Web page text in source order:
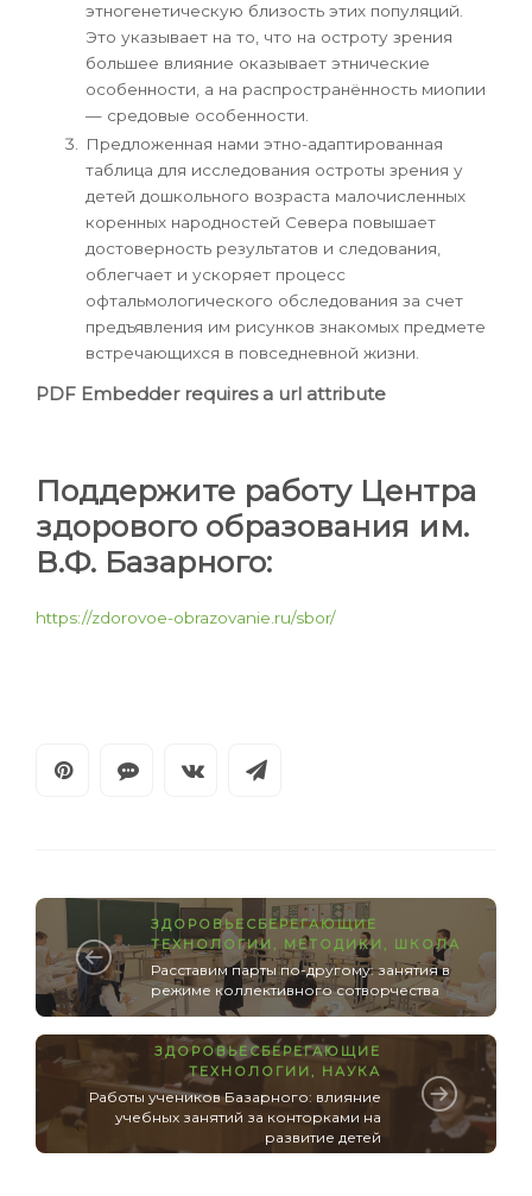
этногенетическую близость этих популяций.
Это указывает на то, что на остроту зрения
большее влияние оказывает этнические
особенности, а на распространённость миопии
— средовые особенности.
Предложенная нами этно-адаптированная
таблица для исследования остроты зрения у
детей дошкольного возраста малочисленных
коренных народностей Севера повышает
достоверность результатов и следования,
облегчает и ускоряет процесс
офтальмологического обследования за счет
предъявления им рисунков знакомых предмете
встречающихся в повседневной жизни.
PDF Embedder requires a url attribute
Поддержите работу Центра
здорового образования им.
В.Ф. Базарного:
https://zdorovoe-obrazovanie.ru/sbor/
ЗДОРОВЬЕСБЕРЕГАЮЩИЕ
ТЕХНОЛОГИИ , МЕТОДИКИ , ШКОЛА
Расставим парты по-другому: занятия в
режиме коллективного сотворчества
ЗДОРОВЬЕСБЕРЕГАЮЩИЕ
ТЕХНОЛОГИИ
НАУКА
Работы учеников Базарного: влияние
учебных занятий за конторками на
развитие детей